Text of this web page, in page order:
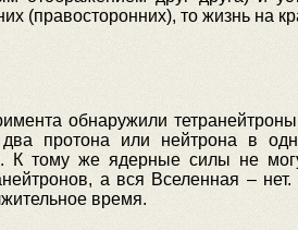
(правосторонних), то жизнь на
обнаружили
протона или нейтрона в
К тому же ядерные силы не
а вся Вселенная –
время.